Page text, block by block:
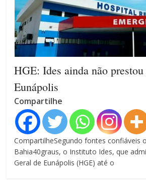
HGE: Ides ainda não
Eunápolis
Compartilhe
CompartilheSegundo fontes confiáveis
Bahia40graus, o Instituto Ides, que
Geral de Eunápolis (HGE) até o